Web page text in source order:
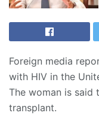
Foreign media
with HIV in the
The woman is said
transplant.